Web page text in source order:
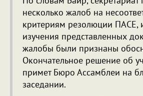
несколько жалоб на
критериям резолюции ПАСЕ,
изучения представленных
жалобы были признаны
Окончательное решение об
примет Бюро Ассамблеи на
заседании.